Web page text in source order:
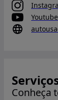
Youtube
Conheça